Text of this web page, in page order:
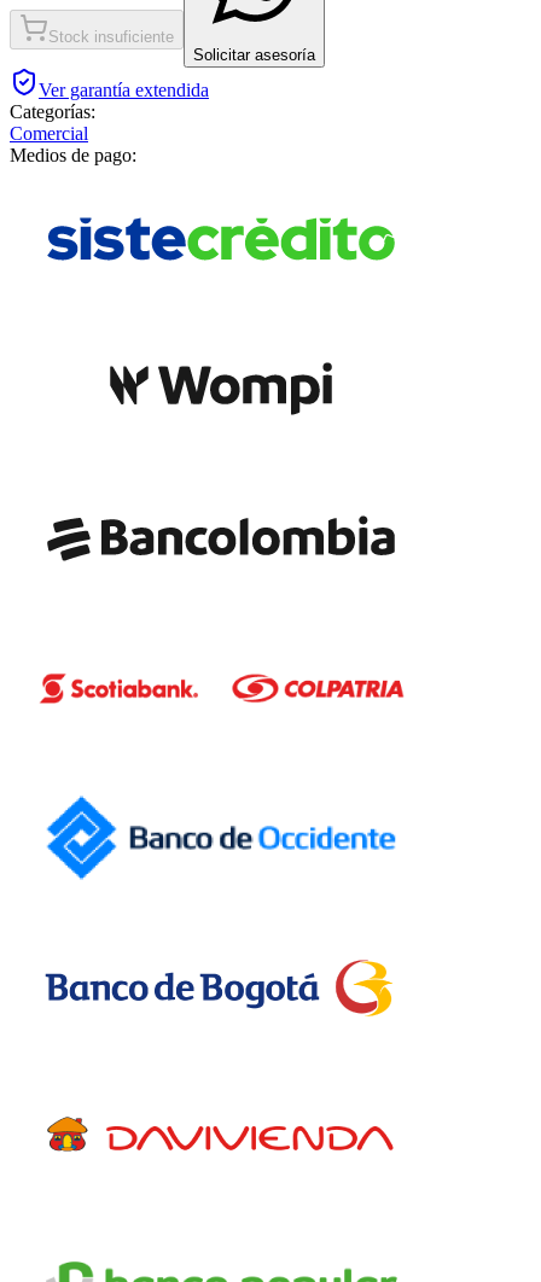
Stock insuficiente
Solicitar asesoría
Ver garantía extendida
Categorías:
Comercial
Medios de pago: